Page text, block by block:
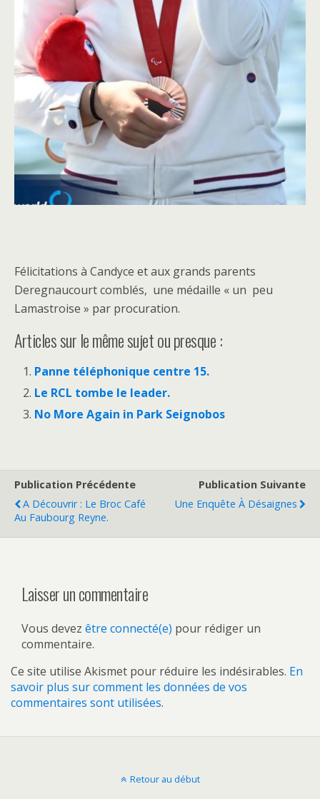
Félicitations à Candyce et aux grands parents
Deregnaucourt comblés, une médaille « un peu
Lamastroise » par procuration.
Articles sur le même sujet ou presque :
Panne téléphonique centre 15.
Le RCL tombe le leader.
No More Again in Park Seignobos
Publication Précédente
A Découvrir : Le Broc Café
Au Faubourg Reyne.
Publication Suivante
Une Enquête À Désaignes
Laisser un commentaire
Vous devez être connecté(e) pour rédiger un
commentaire.
Ce site utilise Akismet pour réduire les indésirables. En
savoir plus sur comment les données de vos
commentaires sont utilisées.
Retour au début